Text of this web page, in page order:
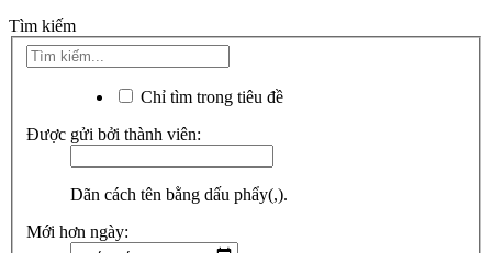
Tìm kiếm
Chỉ tìm trong tiêu đề
Được gửi bởi thành viên:
Dãn cách tên bằng dấu phẩy(,).
Mới hơn ngày: